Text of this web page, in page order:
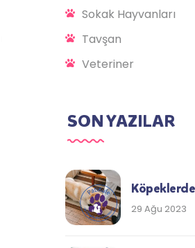
Sokak Hayvanları
Tavşan
Veteriner
SON YAZILAR
29 Ağu 2023